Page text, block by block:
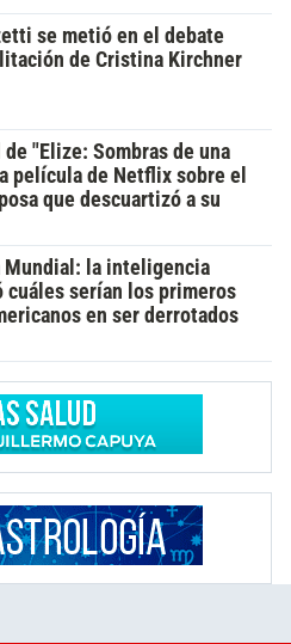
se metió en el debate
de Cristina Kirchner
"Elize: Sombras de una
película de Netflix sobre el
que descuartizó a su
Mundial: la inteligencia
serían los primeros
en ser derrotados